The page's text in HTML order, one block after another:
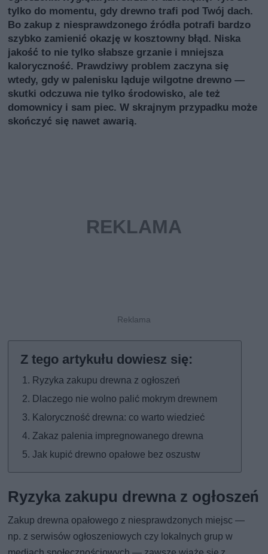
tylko do momentu, gdy drewno trafi pod Twój dach.
Bo zakup z niesprawdzonego źródła potrafi bardzo
szybko zamienić okazję w kosztowny błąd. Niska
jakość to nie tylko słabsze grzanie i mniejsza
kaloryczność. Prawdziwy problem zaczyna się
wtedy, gdy w palenisku ląduje wilgotne drewno —
skutki odczuwa nie tylko środowisko, ale też
domownicy i sam piec. W skrajnym przypadku może
skończyć się nawet awarią.
Ryzyka zakupu drewna z ogłoszeń
Dlaczego nie wolno palić mokrym drewnem
Kaloryczność drewna: co warto wiedzieć
Zakaz palenia impregnowanego drewna
Jak kupić drewno opałowe bez oszustw
Ryzyka zakupu drewna z ogłoszeń
Zakup drewna opałowego z niesprawdzonych miejsc —
np. z serwisów ogłoszeniowych czy lokalnych grup w